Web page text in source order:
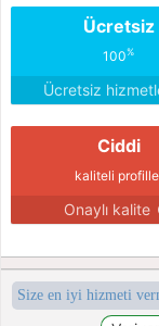
Ücretsiz
100%
Ücretsiz
Ciddi
kaliteli
Onaylı kalite
Size en iyi hizmeti